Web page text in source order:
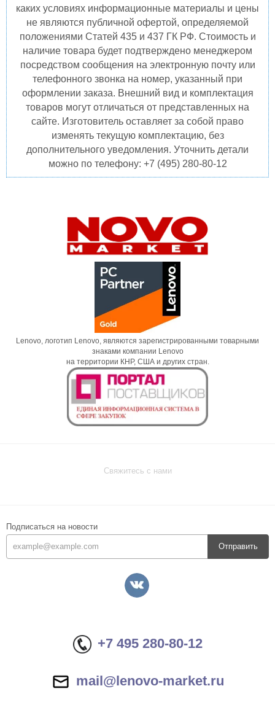
каких условиях информационные материалы и цены
не являются публичной офертой, определяемой
положениями Статей 435 и 437 ГК РФ. Стоимость и
наличие товара будет подтверждено менеджером
посредством сообщения на электронную почту или
телефонного звонка на номер, указанный при
оформлении заказа. Внешний вид и комплектация
товаров могут отличаться от представленных на
сайте. Изготовитель оставляет за собой право
изменять текущую комплектацию, без
дополнительного уведомления. Уточнить детали
можно по телефону: +7 (495) 280-80-12
Lenovo, логотип Lenovo, являются зарегистрированными товарными
знаками компании Lenovo
на территории КНР, США и других стран.
Свяжитесь с нами
Подписаться на новости
Отправить
+7 495 280-80-12
mail@lenovo-market.ru